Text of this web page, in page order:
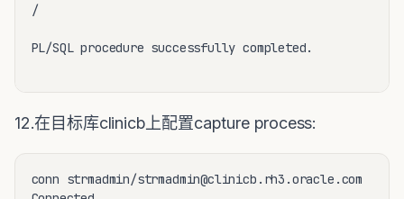
/
PL/SQL procedure successfully completed.
12.在目标库clinicb上配置capture process:
conn strmadmin/strmadmin@clinicb.rh3.oracle.com